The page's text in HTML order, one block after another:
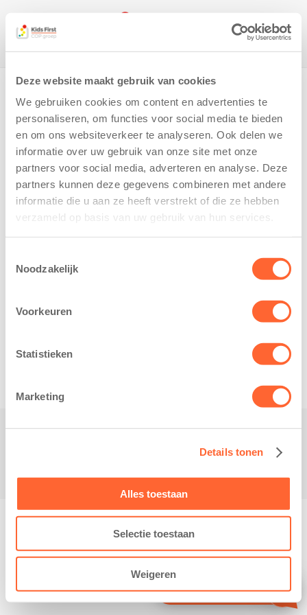
Deze website maakt gebruik van cookies
We gebruiken cookies om content en advertenties te
personaliseren, om functies voor social media te bieden
en om ons websiteverkeer te analyseren. Ook delen we
informatie over uw gebruik van onze site met onze
partners voor social media, adverteren en analyse. Deze
partners kunnen deze gegevens combineren met andere
informatie die u aan ze heeft verstrekt of die ze hebben
verzameld op basis van uw gebruik van hun services.
Noodzakelijk
Voorkeuren
Statistieken
Marketing
Details tonen
Alles toestaan
Selectie toestaan
Weigeren
Home
It Mienskar | Kinderdagverblijf | Akkrum (KDV)
Pedagogisch Werkplan IKC Eelde de Westerburcht (september
2025)
Pedagogisch Werkplan
IKC Eelde de
Westerburcht (september
2025)
21 October 2025
Pedagogisch Werkplan IKC Eelde de Westerburcht
© Copyright - Kidsfirst
Contact opnemen